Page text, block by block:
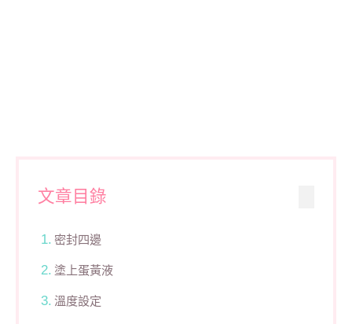
文章目錄
密封四邊
塗上蛋黃液
溫度設定